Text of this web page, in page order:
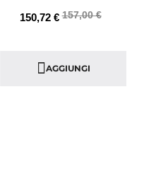
150,72 € 157,00 €
AGGIUNGI